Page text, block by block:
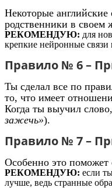
Некоторые английские
родственники в своем
РЕКОМЕНДУЮ: для
крепкие нейронные связи
Правило № 6 –
Ты сделал все по
то, что имеет
Когда ты выучил
зажечь»).
Правило № 7 –
Особенно это
РЕКОМЕНДУЮ: если
лучше, ведь странные